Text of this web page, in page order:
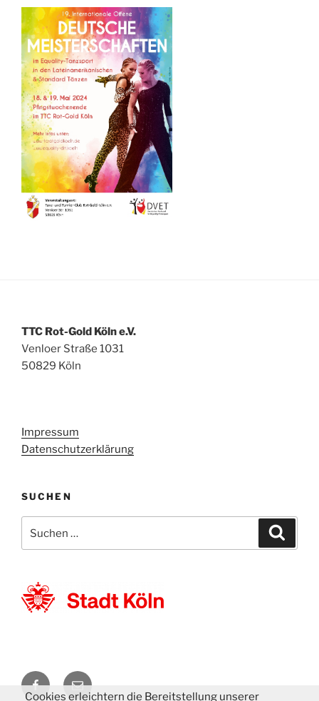
TTC Rot-Gold Köln e.V.
Venloer Straße 1031
50829 Köln
Impressum
Datenschutzerklärung
SUCHEN
nach:
DM
2018
E-
Mail
Cookies erleichtern die Bereitstellung unserer